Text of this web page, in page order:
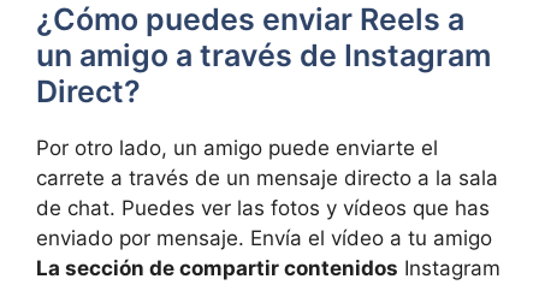
¿Cómo puedes enviar Reels a
un amigo a través de Instagram
Direct?
Por otro lado, un amigo puede enviarte el
carrete a través de un mensaje directo a la sala
de chat. Puedes ver las fotos y vídeos que has
enviado por mensaje. Envía el vídeo a tu amigo
La sección de compartir contenidos Instagram